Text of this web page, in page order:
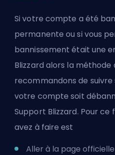
Si votre compte a été
permanente ou si vous
bannissement était une
Blizzard alors la méthode
recommandons de suivre
votre compte soit
Support Blizzard. Pour ce
avez à faire est
Aller à la page